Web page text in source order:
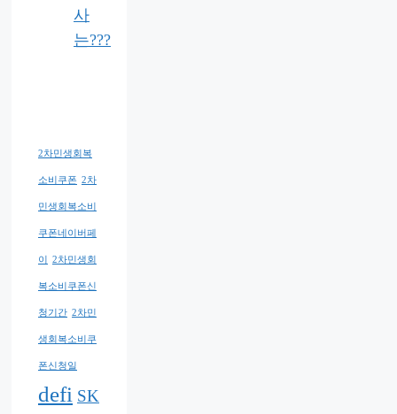
사
는???
2차민생회복
소비쿠폰 2차
민생회복소비
쿠폰네이버페
이 2차민생회
복소비쿠폰신
청기간 2차민
생회복소비쿠
폰신청일
defi SK